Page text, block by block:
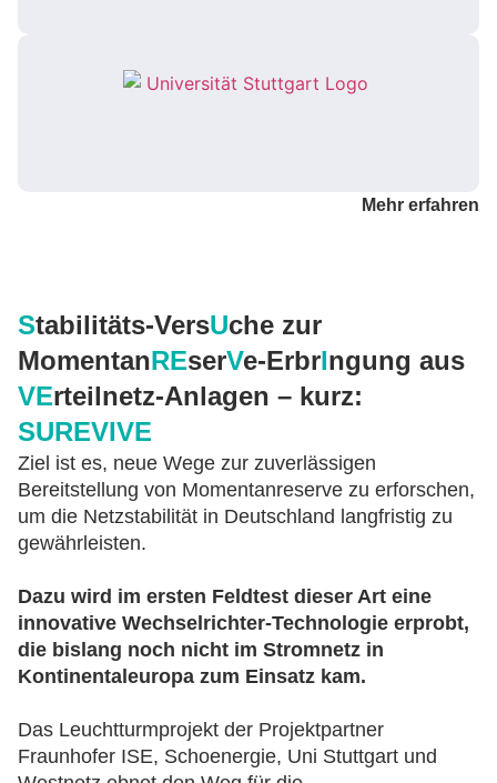
Mehr erfahren
Stabilitäts-VersUche zur
MomentanREserVe-ErbrIngung aus
VErteilnetz-Anlagen – kurz:
SUREVIVE
Ziel ist es, neue Wege zur zuverlässigen
Bereitstellung von Momentanreserve zu erforschen,
um die Netzstabilität in Deutschland langfristig zu
gewährleisten.
Dazu wird im ersten Feldtest dieser Art eine
innovative Wechselrichter-Technologie erprobt,
die bislang noch nicht im Stromnetz in
Kontinentaleuropa zum Einsatz kam.
Das Leuchtturmprojekt der Projektpartner
Fraunhofer ISE, Schoenergie, Uni Stuttgart und